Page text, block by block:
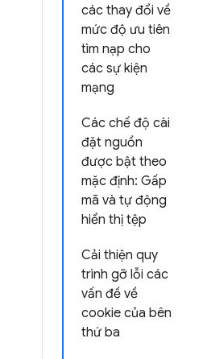
các thay đổi về
mức độ ưu tiên
tìm nạp cho
các sự kiện
mạng
Các chế độ cài
đặt nguồn
được bật theo
mặc định: Gấp
mã và tự động
hiển thị tệp
Cải thiện quy
trình gỡ lỗi các
vấn đề về
cookie của bên
thứ ba